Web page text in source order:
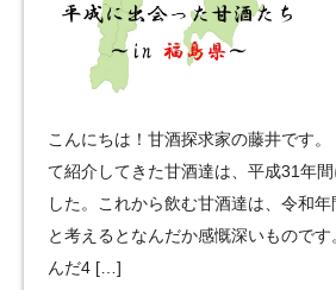
こんにちは！甘酒探求家の藤井です。
て紹介してきた甘酒達は、平成31年
した。これから飲む甘酒達は、令和
と考えるとなんだか感慨深いもので
んだ4 […]